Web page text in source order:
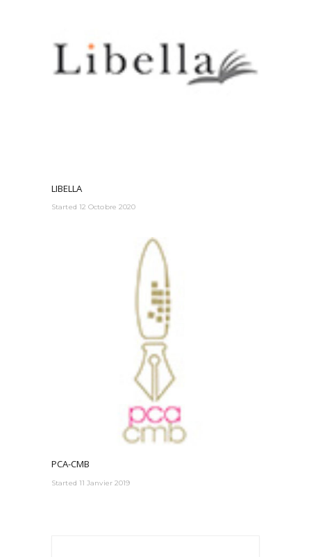
LIBELLA
Started 12 Octobre 2020
PCA-CMB
Started 11 Janvier 2019